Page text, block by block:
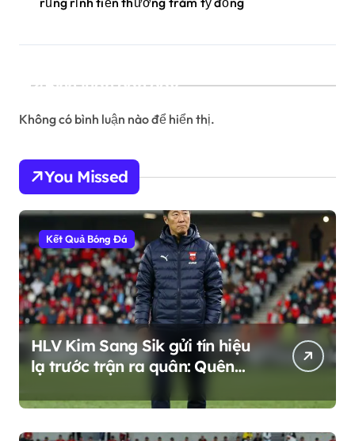
Bình luận gần đây
Không có bình luận nào để hiển thị.
You Missed
Kết Quả Bóng Đá
HLV Kim Sang Sik gửi tín hiệu
lạ trước trận ra quân: Quên